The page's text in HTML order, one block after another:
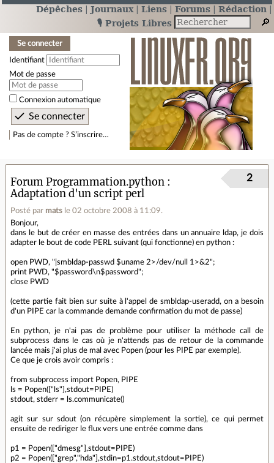
Dépêches Journaux Liens Forums
Rédaction
🎙️ Projets Libres
Se connecter
Identifiant
Mot de passe
Connexion automatique
Pas de compte ? S’inscrire…
Forum Programmation.python
Adaptation d'un script perl
Posté par mats le 02 octobre 2008 à 11:09.
2
Bonjour,
dans le but de créer en masse des entrées dans un annuaire ldap, je dois
adapter le bout de code PERL suivant (qui fonctionne) en python :
open PWD, "|smbldap-passwd $uname 2>/dev/null 1>&2";
print PWD, "$password\n$password";
close PWD
(cette partie fait bien sur suite à l'appel de smbldap-useradd, on a besoin
d'un PIPE car la commande demande confirmation du mot de passe)
En python, je n'ai pas de problème pour utiliser la méthode call de
subprocess dans le cas où je n'attends pas de retour de la commande
lancée mais j'ai plus de mal avec Popen (pour les PIPE par exemple).
Ce que je crois avoir compris :
from subprocess import Popen, PIPE
ls = Popen(["ls"],stdout=PIPE)
stdout, stderr = ls.communicate()
agit sur sur sdout (on récupère simplement la sortie), ce qui permet
ensuite de rediriger le flux vers une entrée comme dans
p1 = Popen(["dmesg"],stdout=PIPE)
p2 = Popen(["grep","hda"],stdin=p1.stdout,stdout=PIPE)